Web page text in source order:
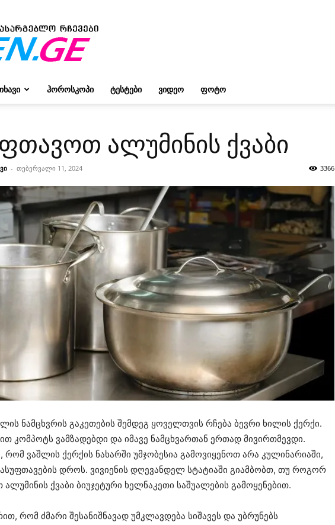
ვივიენისგან
ᲰᲝᲠᲝᲡᲙᲝᲞᲘ ᲢᲔᲡᲢᲔᲑᲘ ᲕᲘᲓᲔᲝ ᲤᲝᲢᲝ
ალუმინის ქვაბი
- თებერვალი 11, 2024 3366
ნამცხვრის გაკეთების შემდეგ ყოველთვის რჩება ბევრი ხილის ქერქი.
კომპოტს ვამზადებდი და იმავე ნამცხვართან ერთად მივირთმევდი.
რომ ვაშლის ქერქის ნახარში უმჯობესია გამოვიყენოთ არა კულინარიაში,
დროს. ვივიენის დღევანდელ სტატიაში გიამბობთ, თუ როგორ
ქვაბი ბიუჯეტური ხელნაკეთი საშუალების გამოყენებით.
რომ ძმარი შესანიშნავად უმკლავდება სიშავეს და უბრუნებს